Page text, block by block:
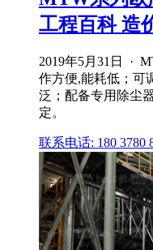
工程百科 造
2019年5月31日 ·
作方便,能耗低；可
泛；配备专用除尘
定。
联系电话: 180 3780